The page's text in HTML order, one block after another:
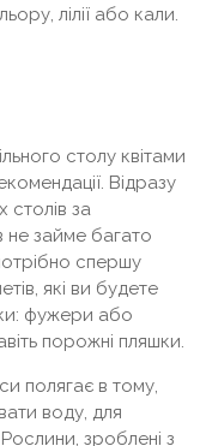
лілії або кали.
столу квітами
Відразу
столів за
не займе багато
спершу
які ви будете
фужери або
порожні пляшки.
полягає в тому,
воду, для
зроблені з